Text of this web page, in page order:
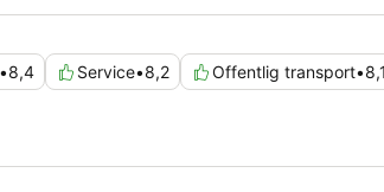
•8,4 Service•8,2 Offentlig transport•8,1